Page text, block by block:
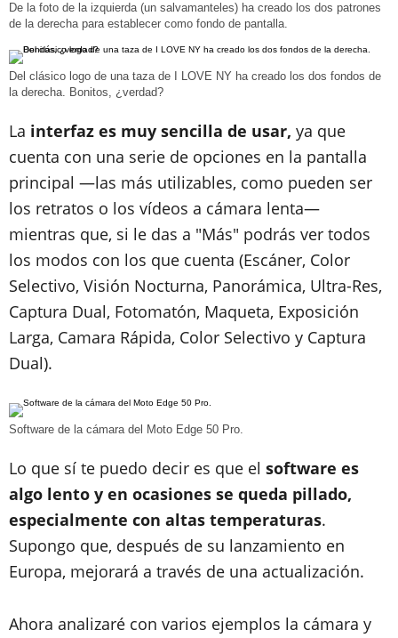
De la foto de la izquierda (un salvamanteles) ha creado los dos patrones
de la derecha para establecer como fondo de pantalla.
Del clásico logo de una taza de I LOVE NY ha creado los dos fondos de
la derecha. Bonitos, ¿verdad?
La interfaz es muy sencilla de usar, ya que
cuenta con una serie de opciones en la pantalla
principal —las más utilizables, como pueden ser
los retratos o los vídeos a cámara lenta—
mientras que, si le das a "Más" podrás ver todos
los modos con los que cuenta (Escáner, Color
Selectivo, Visión Nocturna, Panorámica, Ultra-Res,
Captura Dual, Fotomatón, Maqueta, Exposición
Larga, Camara Rápida, Color Selectivo y Captura
Dual).
Software de la cámara del Moto Edge 50 Pro.
Lo que sí te puedo decir es que el software es
algo lento y en ocasiones se queda pillado,
especialmente con altas temperaturas.
Supongo que, después de su lanzamiento en
Europa, mejorará a través de una actualización.
Ahora analizaré con varios ejemplos la cámara y